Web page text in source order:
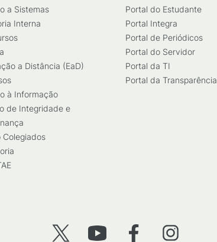
a Sistemas
Interna
a Distância (EaD)
à Informação
de Integridade e
Colegiados
Portal do Estudante
Portal Integra
Portal de Periódicos
Portal do Servidor
Portal da TI
Portal da Transparência